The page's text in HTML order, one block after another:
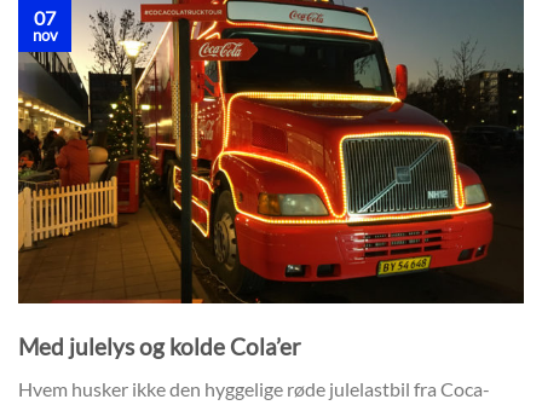
07
nov
Med julelys og kolde Cola’er
Hvem husker ikke den hyggelige røde julelastbil fra Coca-